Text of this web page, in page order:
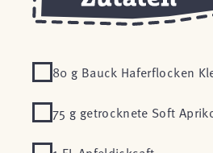
80 g Bauck Haferflocken
75 g getrocknete Soft